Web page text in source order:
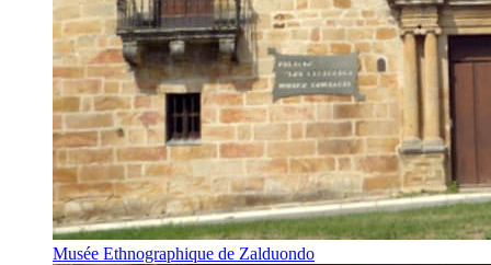
Musée Ethnographique de Zalduondo